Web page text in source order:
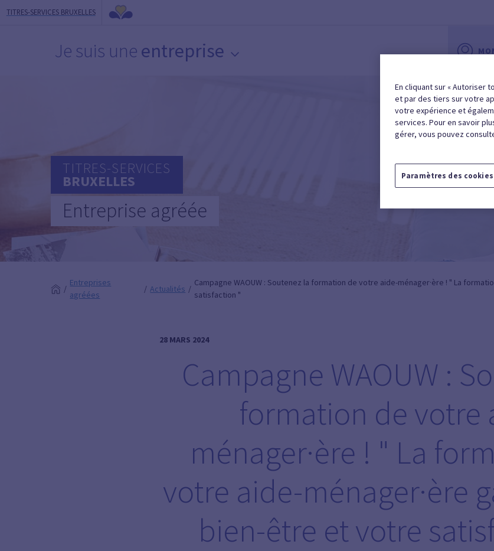
TITRES-SERVICES BRUXELLES
Je suis une entreprise
TITRES-SERVICES
BRUXELLES
Entreprise agréée
Entreprises
agréées
Actualités
Campagne WAOUW : Soutenez la formation de votre aide-ménager·ère ! " La
satisfaction "
28 MARS 2024
Campagne WAOUW :
formation de votre
ménager·ère ! " La
votre aide-ménager·ère
bien-être et votre
En cliquant sur « Autoriser
et par des tiers sur votre
votre expérience et
services. Pour en savoir
gérer, vous pouvez
Paramètres des cookies